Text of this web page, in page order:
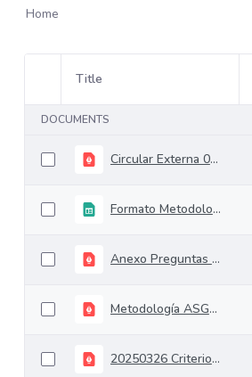
Home
Item Selection
Title
DOCUMENTS
Circular Externa 031 del 01 de octubre de 2025_Metodologías SubAPP
Formato Metodología ASG+R Segunda Edición
Anexo Preguntas Orientadoras Metodología ASG+R Segunda Edición
Metodología ASG+R Segunda Edición
20250326 Criterios específicos para la aplicación de la metodología